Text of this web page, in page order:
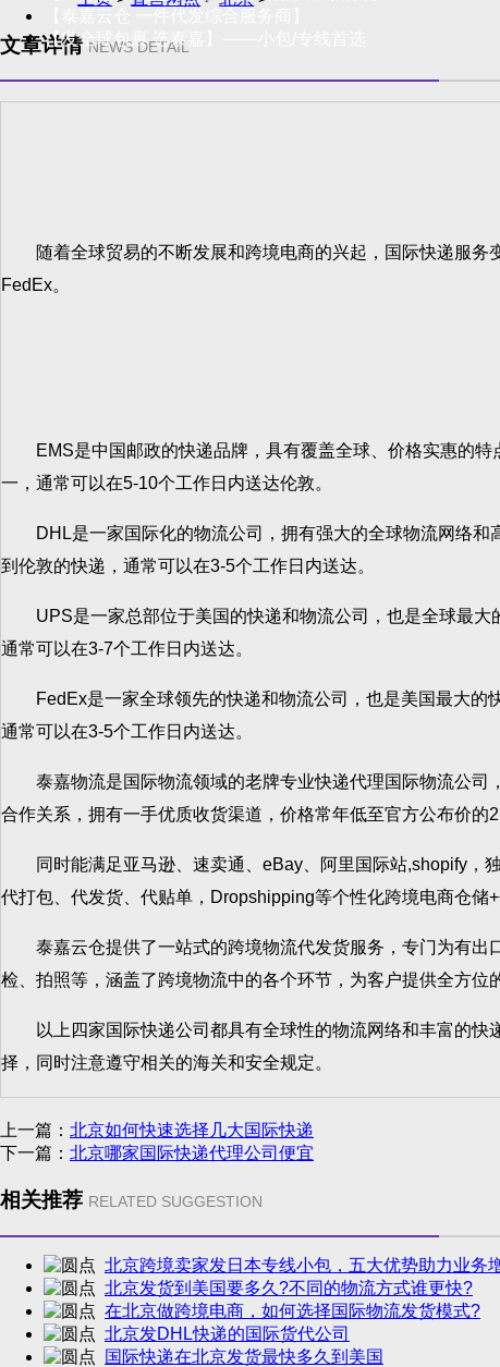
【发全球包裹 选泰嘉】——小包/专线首选
文章详情 NEWS DETAIL
随着全球贸易的不断发展和跨境电商的兴起，国际快递服务
FedEx。
EMS是中国邮政的快递品牌，具有覆盖全球、价格实惠的特
一，通常可以在5-10个工作日内送达伦敦。
DHL是一家国际化的物流公司，拥有强大的全球物流网络和
到伦敦的快递，通常可以在3-5个工作日内送达。
UPS是一家总部位于美国的快递和物流公司，也是全球最大
通常可以在3-7个工作日内送达。
FedEx是一家全球领先的快递和物流公司，也是美国最大的
通常可以在3-5个工作日内送达。
泰嘉物流是国际物流领域的老牌专业快递代理国际物流公司
合作关系，拥有一手优质收货渠道，价格常年低至官方公布价的
同时能满足亚马逊、速卖通、eBay、阿里国际站,shopify，独
代打包、代发货、代贴单，Dropshipping等个性化跨境电商仓储+
泰嘉云仓提供了一站式的跨境物流代发货服务，专门为有出
检、拍照等，涵盖了跨境物流中的各个环节，为客户提供全方位
以上四家国际快递公司都具有全球性的物流网络和丰富的快
择，同时注意遵守相关的海关和安全规定。
上一篇： 北京如何快速选择几大国际快递
下一篇： 北京哪家国际快递代理公司便宜
相关推荐 RELATED SUGGESTION
北京跨境卖家发日本专线小包，五大优势助力业务
北京发货到美国要多久?不同的物流方式谁更快?
在北京做跨境电商，如何选择国际物流发货模式?
北京发DHL快递的国际货代公司
国际快递在北京发货最快多久到美国